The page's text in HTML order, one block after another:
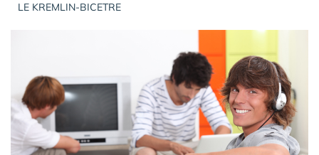
LE KREMLIN-BICETRE